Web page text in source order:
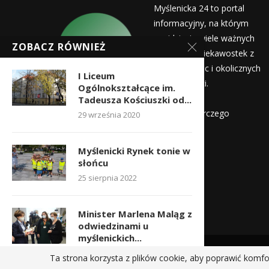
Myślenicka 24 to portal
informacyjny, na którym
znajdziecie wiele ważnych
informacji i ciekawostek z
życia Myślenic i okolicznych
miejscowości.
Wydawca:
Myślenicka Agencja Rozwoju Gospodarczego
Kontakt:
redakcja@myslenicka24.pl
ZOBACZ RÓWNIEŻ
I Liceum
Ogólnokształcące im.
Tadeusza Kościuszki od...
29 września 2020
Myślenicki Rynek tonie w
słońcu
25 sierpnia 2022
Minister Marlena Maląg z
odwiedzinami u
myślenickich...
24 listopada 2021
Ta strona korzysta z plików cookie, aby poprawić